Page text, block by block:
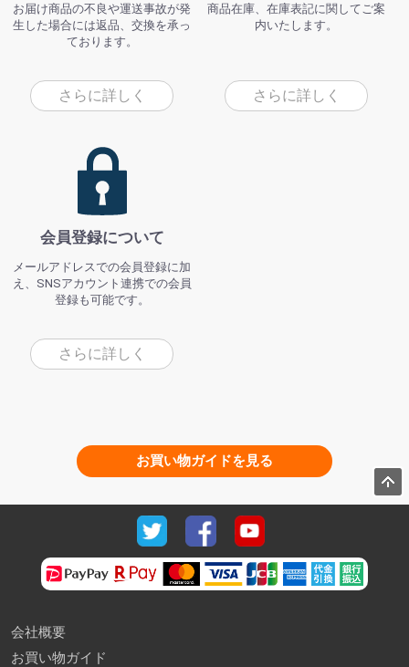
お届け商品の不良や運送事故が発
生した場合には返品、交換を承っ
ております。
さらに詳しく
商品在庫、在庫表記に関してご案
内いたします。
さらに詳しく
会員登録について
メールアドレスでの会員登録に加
え、SNSアカウント連携での会員
登録も可能です。
さらに詳しく
お買い物ガイドを見る
会社概要
お買い物ガイド